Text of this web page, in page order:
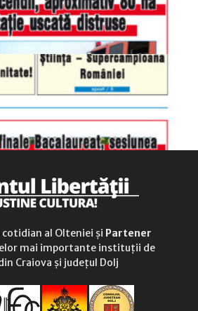
al Olteniei și Partener
mai importante instituții de
Craiova și județul Dolj